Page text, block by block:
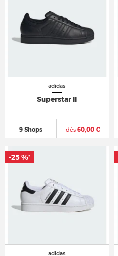
adidas
Superstar II
9 Shops dès60,00 €
adidas
-25 %*